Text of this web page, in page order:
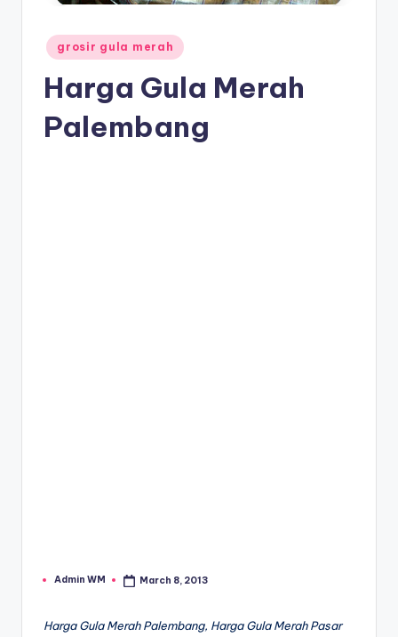
Posted
in
grosir gula merah
Harga Gula Merah
Palembang
Posted
Admin WM March 8, 2013
Harga Gula Merah Palembang, Harga Gula Merah Pasar